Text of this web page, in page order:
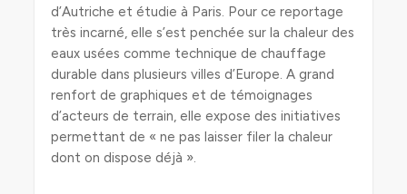
d’Autriche et étudie à Paris. Pour ce reportage
très incarné, elle s’est penchée sur la chaleur des
eaux usées comme technique de chauffage
durable dans plusieurs villes d’Europe. A grand
renfort de graphiques et de témoignages
d’acteurs de terrain, elle expose des initiatives
permettant de « ne pas laisser filer la chaleur
dont on dispose déjà ».